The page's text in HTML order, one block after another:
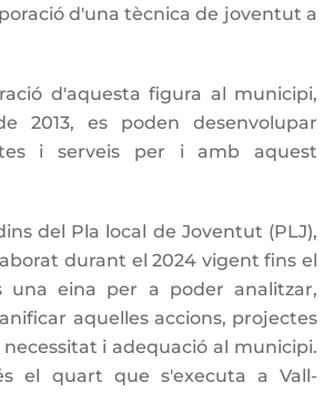
d'una tècnica de joventut a
d'aquesta figura al municipi,
2013, es poden desenvolupar
i serveis per i amb aquest
del Pla local de Joventut (PLJ),
durant el 2024 vigent fins el
una eina per a poder analitzar,
aquelles accions, projectes
necessitat i adequació al municipi.
el quart que s'executa a Vall-